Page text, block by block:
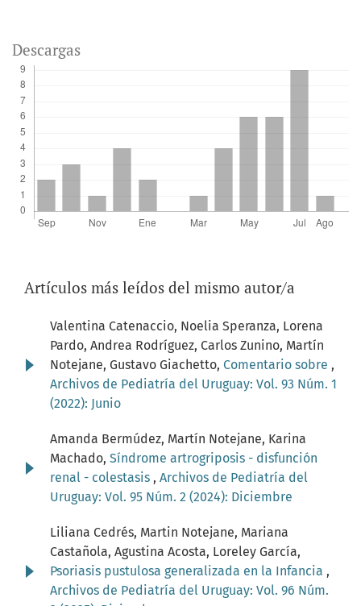
Descargas
Artículos más leídos del mismo autor/a
Valentina Catenaccio, Noelia Speranza, Lorena
Pardo, Andrea Rodríguez, Carlos Zunino, Martín
Notejane, Gustavo Giachetto, Comentario sobre ,
Archivos de Pediatría del Uruguay: Vol. 93 Núm. 1
(2022): Junio
Amanda Bermúdez, Martín Notejane, Karina
Machado, Síndrome artrogriposis - disfunción
renal - colestasis , Archivos de Pediatría del
Uruguay: Vol. 95 Núm. 2 (2024): Diciembre
Liliana Cedrés, Martin Notejane, Mariana
Castañola, Agustina Acosta, Loreley García,
Psoriasis pustulosa generalizada en la Infancia ,
Archivos de Pediatría del Uruguay: Vol. 96 Núm.